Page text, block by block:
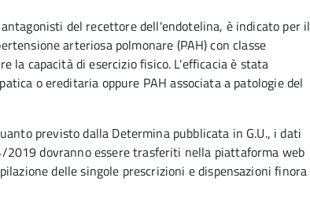
del recettore dell'endotelina, è indicato per il
arteriosa polmonare (PAH) con classe
la capacità di esercizio fisico. L'efficacia è stata
o ereditaria oppure PAH associata a patologie del
previsto dalla Determina pubblicata in G.U., i dati
dovranno essere trasferiti nella piattaforma web
delle singole prescrizioni e dispensazioni finora